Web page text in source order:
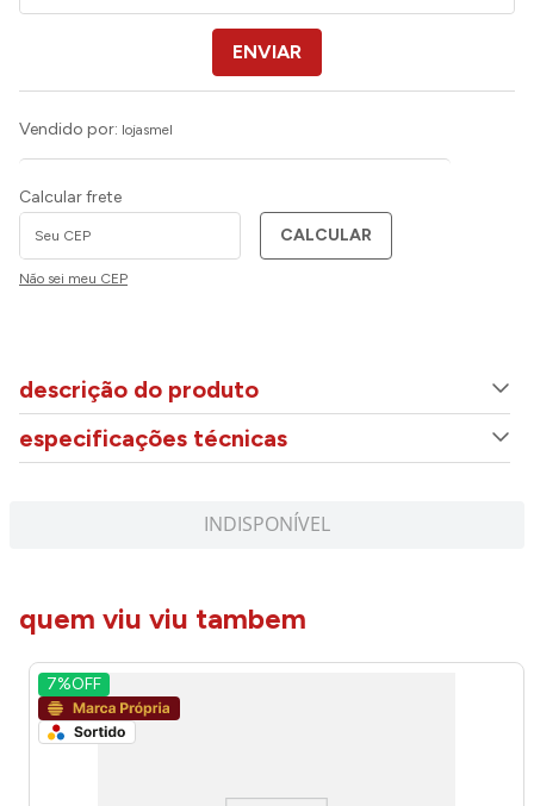
ENVIAR
Vendido por: lojasmel
Calcular frete
CALCULAR
Não sei meu CEP
descrição do produto
especificações técnicas
INDISPONÍVEL
quem viu viu tambem
7%OFF